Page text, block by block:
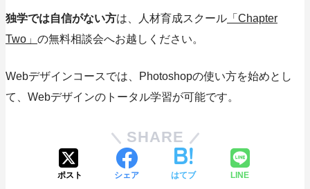
独学では自信がない方は、人材育成スクール 「Chapter
Two」 の無料相談会へお越しください。
Webデザインコースでは、Photoshopの使い方を始めとし
て、Webデザインのトータル学習が可能です。
SHARE
ポスト シェア はてブ LINE